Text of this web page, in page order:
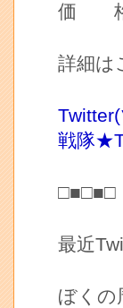
価 格
詳細は
戦隊
最近
ぼくの